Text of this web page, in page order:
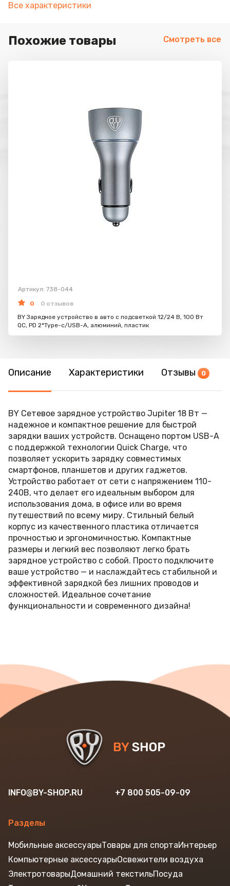
Все характеристики
Похожие товары Смотреть все
Артикул: 738-044
0
0 отзывов
BY Зарядное устройство в авто с подсветкой 12/24 В, 100 Вт
QC, PD 2*Type-c/USB-A, алюминий, пластик
Описание Характеристики Отзывы 0
BY Сетевое зарядное устройство Jupiter 18 Вт —
надежное и компактное решение для быстрой
зарядки ваших устройств. Оснащено портом USB-A
с поддержкой технологии Quick Charge, что
позволяет ускорить зарядку совместимых
смартфонов, планшетов и других гаджетов.
Устройство работает от сети с напряжением 110-
240В, что делает его идеальным выбором для
использования дома, в офисе или во время
путешествий по всему миру. Стильный белый
корпус из качественного пластика отличается
прочностью и эргономичностью. Компактные
размеры и легкий вес позволяют легко брать
зарядное устройство с собой. Просто подключите
ваше устройство — и наслаждайтесь стабильной и
эффективной зарядкой без лишних проводов и
сложностей. Идеальное сочетание
функциональности и современного дизайна!
INFO@BY-SHOP.RU +7 800 505-09-09
Разделы
Мобильные аксессуарыТовары для спортаИнтерьер
Компьютерные аксессуарыОсвежители воздуха
ЭлектротоварыДомашний текстильПосуда